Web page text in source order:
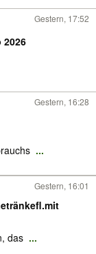
Gestern, 17:52
2026
Gestern, 16:28
...
Gestern, 16:01
das ...